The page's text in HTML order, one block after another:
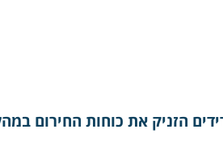
הזניק את כוחות החירום